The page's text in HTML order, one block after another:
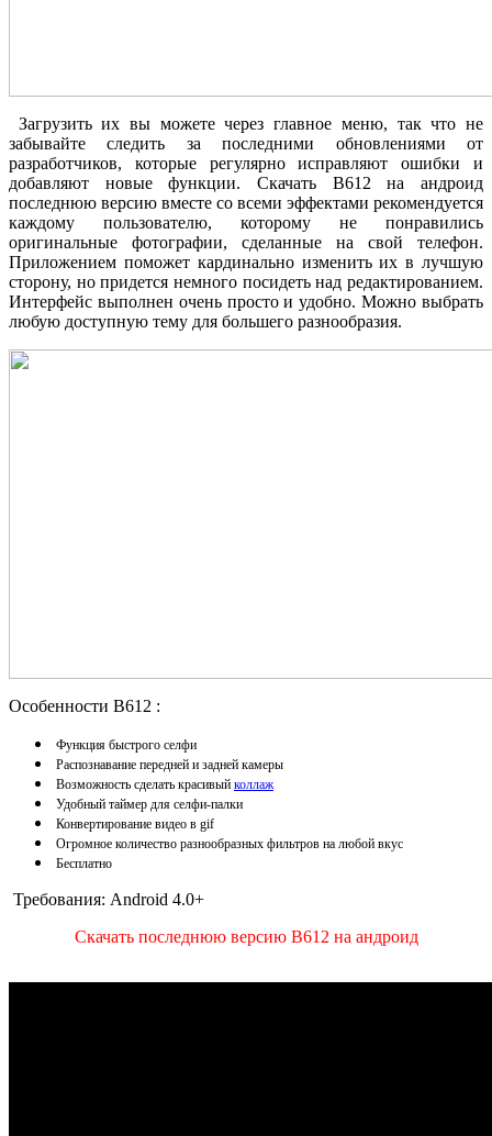
Загрузить их вы можете через главное меню, так что не
забывайте следить за последними обновлениями от
разработчиков, которые регулярно исправляют ошибки и
добавляют новые функции. Скачать B612 на андроид
последнюю версию вместе со всеми эффектами рекомендуется
каждому пользователю, которому не понравились
оригинальные фотографии, сделанные на свой телефон.
Приложением поможет кардинально изменить их в лучшую
сторону, но придется немного посидеть над редактированием.
Интерфейс выполнен очень просто и удобно. Можно выбрать
любую доступную тему для большего разнообразия.
Особенности B612 :
Функция быстрого селфи
Распознавание передней и задней камеры
Возможность сделать красивый коллаж
Удобный таймер для селфи-палки
Конвертирование видео в gif
Огромное количество разнообразных фильтров на любой вкус
Бесплатно
Требования: Android 4.0+
Скачать последнюю версию B612 на андроид